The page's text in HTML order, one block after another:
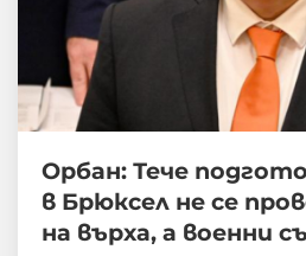
Орбан: Тече
в Брюксел не се
на върха, а военни